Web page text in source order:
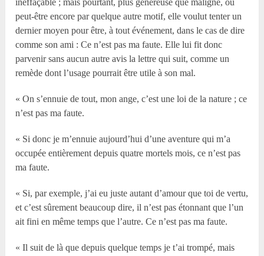
ineffaçable ; mais pourtant, plus généreuse que maligne, ou
peut-être encore par quelque autre motif, elle voulut tenter un
dernier moyen pour être, à tout événement, dans le cas de dire
comme son ami : Ce n’est pas ma faute. Elle lui fit donc
parvenir sans aucun autre avis la lettre qui suit, comme un
remède dont l’usage pourrait être utile à son mal.
« On s’ennuie de tout, mon ange, c’est une loi de la nature ; ce
n’est pas ma faute.
« Si donc je m’ennuie aujourd’hui d’une aventure qui m’a
occupée entièrement depuis quatre mortels mois, ce n’est pas
ma faute.
« Si, par exemple, j’ai eu juste autant d’amour que toi de vertu,
et c’est sûrement beaucoup dire, il n’est pas étonnant que l’un
ait fini en même temps que l’autre. Ce n’est pas ma faute.
« Il suit de là que depuis quelque temps je t’ai trompé, mais